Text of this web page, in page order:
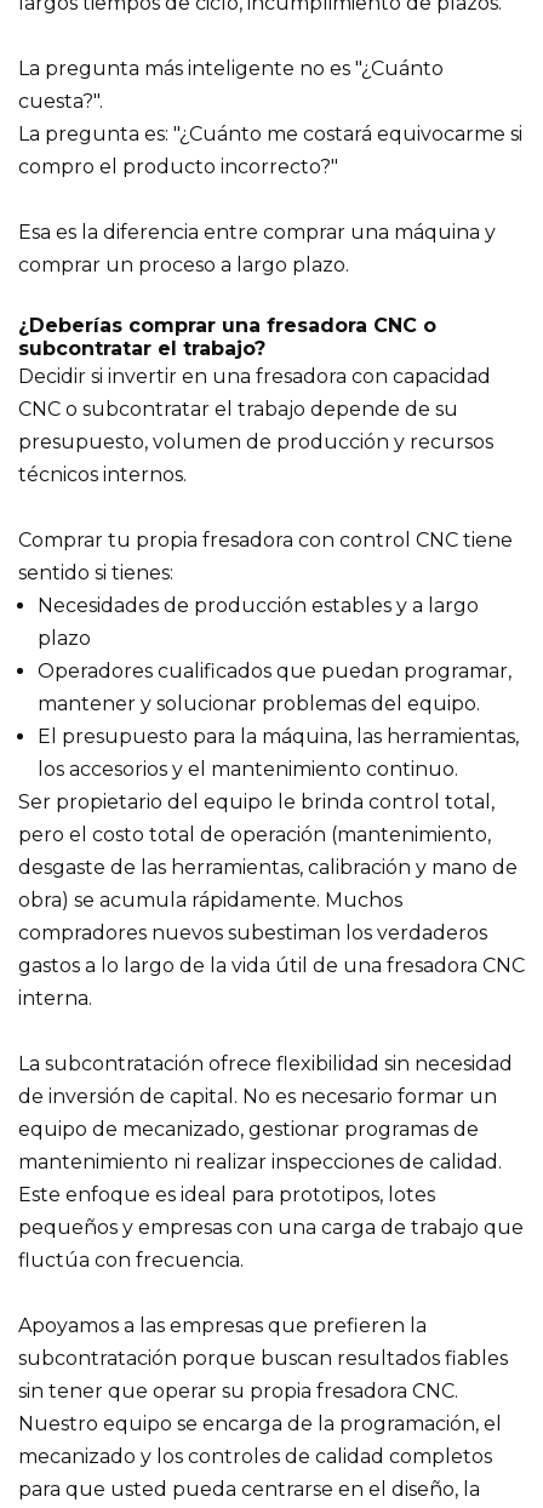
La pregunta más inteligente no es "¿Cuánto
cuesta?".
La pregunta es: "¿Cuánto me costará equivocarme si
compro el producto incorrecto?"
Esa es la diferencia entre comprar una máquina y
comprar un proceso a largo plazo.
¿Deberías comprar una fresadora CNC o
subcontratar el trabajo?
Decidir si invertir en una fresadora con capacidad
CNC o subcontratar el trabajo depende de su
presupuesto, volumen de producción y recursos
técnicos internos.
Comprar tu propia fresadora con control CNC tiene
sentido si tienes:
Necesidades de producción estables y a largo
plazo
Operadores cualificados que puedan programar,
mantener y solucionar problemas del equipo.
El presupuesto para la máquina, las herramientas,
los accesorios y el mantenimiento continuo.
Ser propietario del equipo le brinda control total,
pero el costo total de operación (mantenimiento,
desgaste de las herramientas, calibración y mano de
obra) se acumula rápidamente. Muchos
compradores nuevos subestiman los verdaderos
gastos a lo largo de la vida útil de una fresadora CNC
interna.
La subcontratación ofrece flexibilidad sin necesidad
de inversión de capital. No es necesario formar un
equipo de mecanizado, gestionar programas de
mantenimiento ni realizar inspecciones de calidad.
Este enfoque es ideal para prototipos, lotes
pequeños y empresas con una carga de trabajo que
fluctúa con frecuencia.
Apoyamos a las empresas que prefieren la
subcontratación porque buscan resultados fiables
sin tener que operar su propia fresadora CNC.
Nuestro equipo se encarga de la programación, el
mecanizado y los controles de calidad completos
para que usted pueda centrarse en el diseño, la